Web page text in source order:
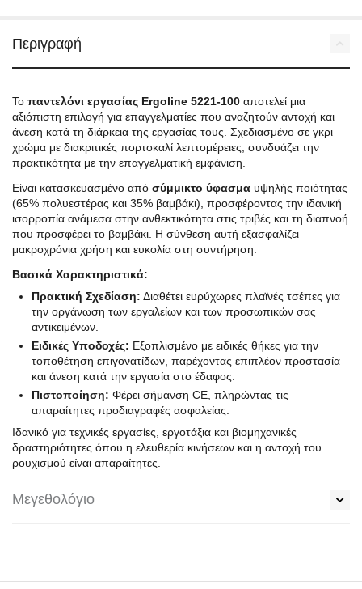
Περιγραφή
Το παντελόνι εργασίας Ergoline 5221-100 αποτελεί μια
αξιόπιστη επιλογή για επαγγελματίες που αναζητούν αντοχή και
άνεση κατά τη διάρκεια της εργασίας τους. Σχεδιασμένο σε γκρι
χρώμα με διακριτικές πορτοκαλί λεπτομέρειες, συνδυάζει την
πρακτικότητα με την επαγγελματική εμφάνιση.
Είναι κατασκευασμένο από σύμμικτο ύφασμα υψηλής ποιότητας
(65% πολυεστέρας και 35% βαμβάκι), προσφέροντας την ιδανική
ισορροπία ανάμεσα στην ανθεκτικότητα στις τριβές και τη διαπνοή
που προσφέρει το βαμβάκι. Η σύνθεση αυτή εξασφαλίζει
μακροχρόνια χρήση και ευκολία στη συντήρηση.
Βασικά Χαρακτηριστικά:
Πρακτική Σχεδίαση: Διαθέτει ευρύχωρες πλαϊνές τσέπες για
την οργάνωση των εργαλείων και των προσωπικών σας
αντικειμένων.
Ειδικές Υποδοχές: Εξοπλισμένο με ειδικές θήκες για την
τοποθέτηση επιγονατίδων, παρέχοντας επιπλέον προστασία
και άνεση κατά την εργασία στο έδαφος.
Πιστοποίηση: Φέρει σήμανση CE, πληρώντας τις
απαραίτητες προδιαγραφές ασφαλείας.
Ιδανικό για τεχνικές εργασίες, εργοτάξια και βιομηχανικές
δραστηριότητες όπου η ελευθερία κινήσεων και η αντοχή του
ρουχισμού είναι απαραίτητες.
Μεγεθολόγιο